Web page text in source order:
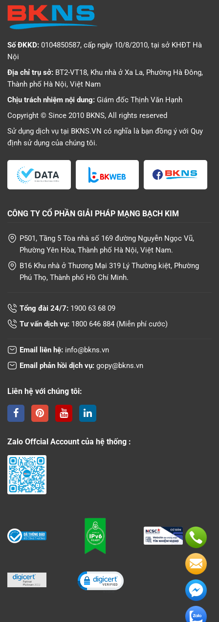
Số ĐKKD: 0104850587, cấp ngày 10/8/2010, tại sở KHĐT Hà
Nội
Địa chỉ trụ sở: BT2-VT18, Khu nhà ở Xa La, Phường Hà Đông,
Thành phố Hà Nội, Việt Nam
Chịu trách nhiệm nội dung: Giám đốc Thịnh Văn Hạnh
Copyright © Since 2010 BKNS, All rights reserved
Sử dụng dịch vụ tại BKNS.VN có nghĩa là bạn đồng ý với Quy
định sử dụng của chúng tôi.
CÔNG TY CỔ PHẦN GIẢI PHÁP MẠNG BẠCH KIM
P501, Tầng 5 Tòa nhà số 169 đường Nguyễn Ngọc Vũ,
Phường Yên Hòa, Thành phố Hà Nội, Việt Nam.
B16 Khu nhà ở Thương Mại 319 Lý Thường kiệt, Phường
Phú Thọ, Thành phố Hồ Chí Minh.
Tổng đài 24/7: 1900 63 68 09
Tư vấn dịch vụ: 1800 646 884 (Miễn phí cước)
Email liên hệ: info@bkns.vn
Email phản hồi dịch vụ: gopy@bkns.vn
Liên hệ với chúng tôi:
Zalo Offcial Account của hệ thống :
Click to open certificate